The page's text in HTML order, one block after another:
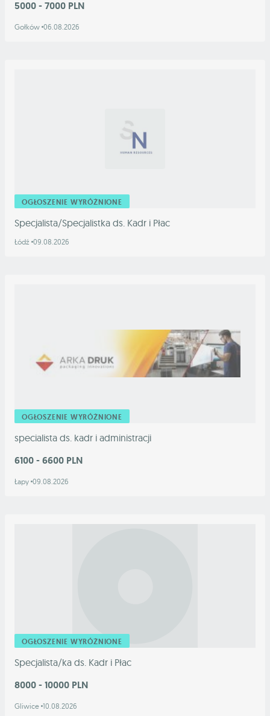
5000 - 7000 PLN
Gołków 06.08.2026
OGŁOSZENIE WYRÓŻNIONE
Specjalista/Specjalistka ds. Kadr i Płac
Łódź 09.08.2026
OGŁOSZENIE WYRÓŻNIONE
specialista ds. kadr i administracji
6100 - 6600 PLN
Łapy 09.08.2026
OGŁOSZENIE WYRÓŻNIONE
Specjalista/ka ds. Kadr i Płac
8000 - 10000 PLN
Gliwice 10.08.2026